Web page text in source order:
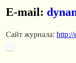
E-mail:
Сайт журнала: http://